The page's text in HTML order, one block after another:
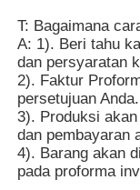
T: Bagaimana
A: 1). Beri tahu
dan persyaratan
2). Faktur
persetujuan Anda.
3). Produksi
dan pembayaran
4). Barang akan
pada proforma